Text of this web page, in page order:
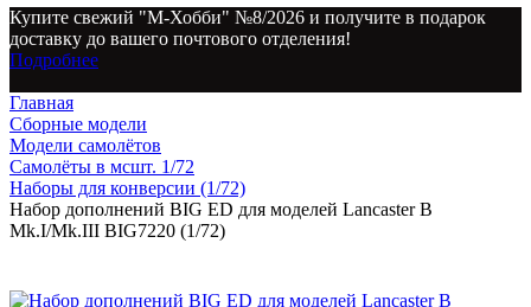
Купите свежий "М-Хобби" №8/2026 и получите в подарок
доставку до вашего почтового отделения!
Подробнее
Главная
Сборные модели
Модели самолётов
Самолёты в мсшт. 1/72
Наборы для конверсии (1/72)
Набор дополнений BIG ED для моделей Lancaster B
Mk.I/Mk.III BIG7220 (1/72)